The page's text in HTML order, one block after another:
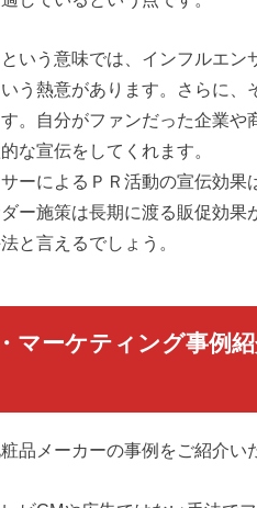
いう意味では、インフルエ
う熱意があります。さらに
。自分がファンだった企業
な宣伝をしてくれます。
ーによるＰＲ活動の宣伝効
ー施策は長期に渡る販促効
と言えるでしょう。
マーケティング事例
品メーカーの事例をご紹介い